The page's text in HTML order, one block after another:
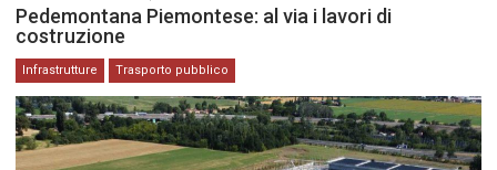
Pedemontana Piemontese: al via i lavori di
costruzione
Infrastrutture Trasporto pubblico